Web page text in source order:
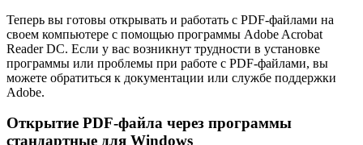
Теперь вы готовы открывать и работать с PDF-файлами на
своем компьютере с помощью программы Adobe Acrobat
Reader DC. Если у вас возникнут трудности в установке
программы или проблемы при работе с PDF-файлами, вы
можете обратиться к документации или службе поддержки
Adobe.
Открытие PDF-файла через программы
стандартные для Windows